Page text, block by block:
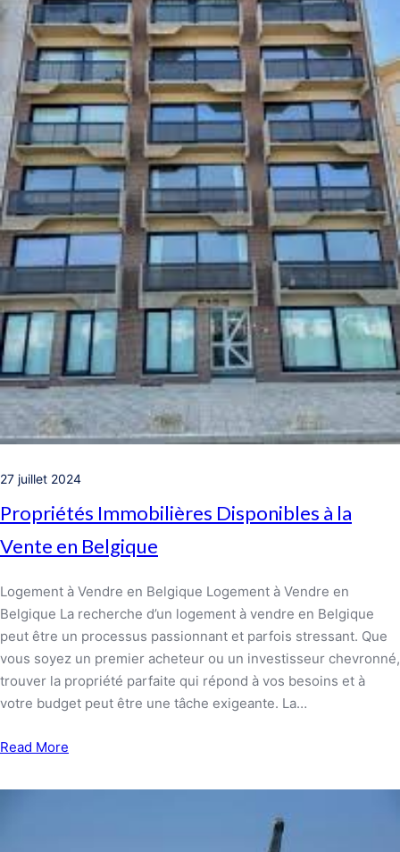
27 juillet 2024
Propriétés Immobilières Disponibles à la
Vente en Belgique
Logement à Vendre en Belgique Logement à Vendre en
Belgique La recherche d’un logement à vendre en Belgique
peut être un processus passionnant et parfois stressant. Que
vous soyez un premier acheteur ou un investisseur chevronné,
trouver la propriété parfaite qui répond à vos besoins et à
votre budget peut être une tâche exigeante. La…
Read More